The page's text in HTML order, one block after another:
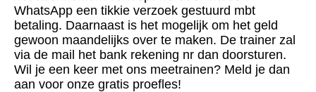
WhatsApp een tikkie verzoek gestuurd mbt
betaling. Daarnaast is het mogelijk om het geld
gewoon maandelijks over te maken. De trainer zal
via de mail het bank rekening nr dan doorsturen.
Wil je een keer met ons meetrainen? Meld je dan
aan voor onze gratis proefles!